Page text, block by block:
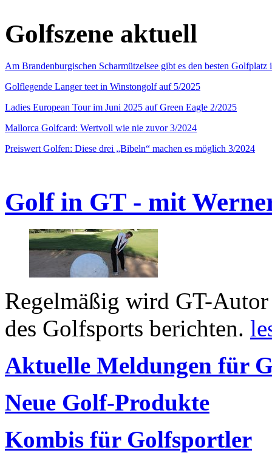
Golfszene aktuell
Am Brandenburgischen Scharmützelsee gibt es den besten
Golflegende Langer teet in Winstongolf auf 5/2025
Ladies European Tour im Juni 2025 auf Green Eagle 2/2025
Mallorca Golfcard: Wertvoll wie nie zuvor 3/2024
Preiswert Golfen: Diese drei „Bibeln“ machen es möglich 3/2024
Golf in GT - mit
Regelmäßig wird GT-
des Golfsports berichten.
Aktuelle Meldungen für
Neue Golf-Produkte
Kombis für Golfsportler